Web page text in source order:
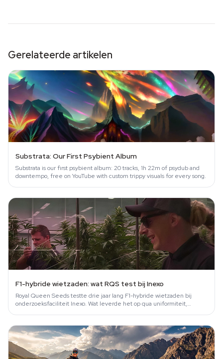
Gerelateerde artikelen
Substrata: Our First Psybient Album
Substrata is our first psybient album: 20 tracks, 1h 22m of psydub and
downtempo, free on YouTube with custom trippy visuals for every song.
F1-hybride wietzaden: wat RQS test bij Inexo
Royal Queen Seeds testte drie jaar lang F1-hybride wietzaden bij
onderzoeksfaciliteit Inexo. Wat leverde het op qua uniformiteit,